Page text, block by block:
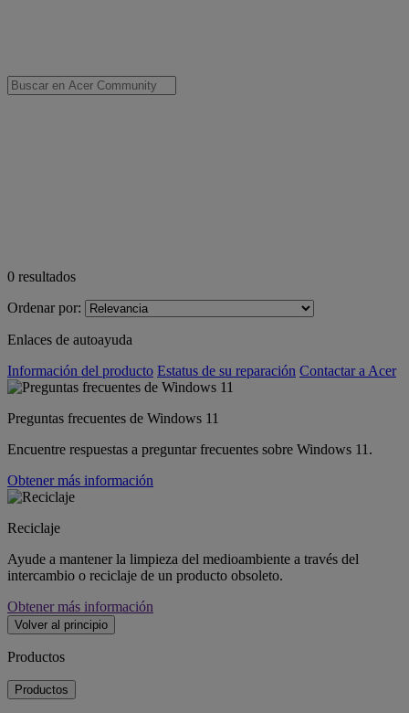
0 resultados
Ordenar por:
Enlaces de autoayuda
Información del producto Estatus de su reparación Contactar a Acer
Preguntas frecuentes de Windows 11
Encuentre respuestas a preguntar frecuentes sobre Windows 11.
Obtener más información
Reciclaje
Ayude a mantener la limpieza del medioambiente a través del
intercambio o reciclaje de un producto obsoleto.
Obtener más información
Volver al principio
Productos
Productos